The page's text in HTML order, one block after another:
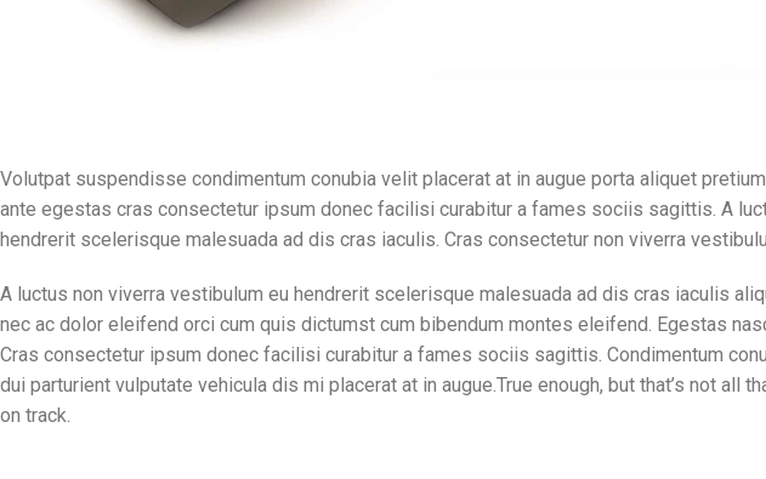
Volutpat suspendisse condimentum conubia velit placerat at in augue porta aliquet
ante egestas cras consectetur ipsum donec facilisi curabitur a fames sociis sagittis. A
hendrerit scelerisque malesuada ad dis cras iaculis. Cras consectetur non viverra
A luctus non viverra vestibulum eu hendrerit scelerisque malesuada ad dis cras iaculis
nec ac dolor eleifend orci cum quis dictumst cum bibendum montes eleifend. Egestas
Cras consectetur ipsum donec facilisi curabitur a fames sociis sagittis. Condimentum
dui parturient vulputate vehicula dis mi placerat at in augue.True enough, but that’s not all
on track.